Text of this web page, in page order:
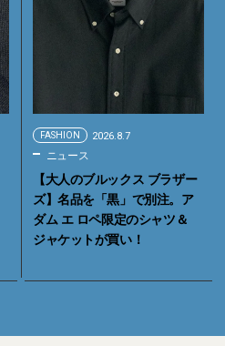
FASHION 2026.8.7
ニュース
【大人のブルックス ブラザー
ズ】名品を「黒」で別注。ア
ダム エ ロペ限定のシャツ＆
ジャケットが買い！